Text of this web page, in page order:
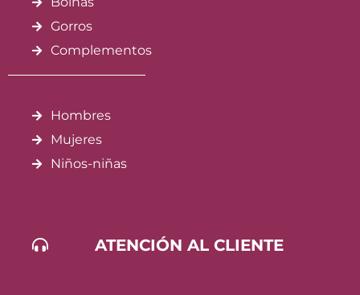
Gorros
Complementos
Hombres
Mujeres
Niños-niñas
ATENCIÓN AL CLIENTE